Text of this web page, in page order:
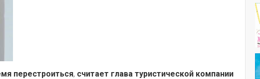
перестроиться, считает глава туристической компании